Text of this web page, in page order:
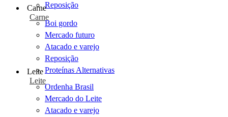
Reposição
Carne
Carne
Boi gordo
Mercado futuro
Atacado e varejo
Reposição
Proteínas Alternativas
Leite
Leite
Ordenha Brasil
Mercado do Leite
Atacado e varejo